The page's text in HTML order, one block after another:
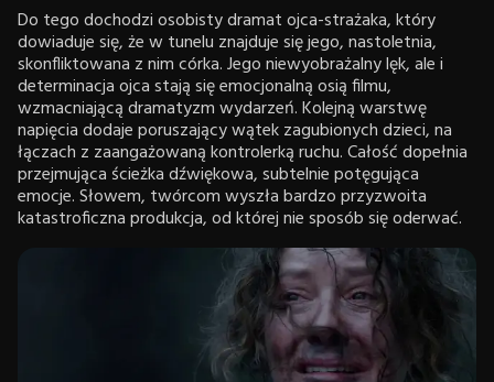
Do tego dochodzi osobisty dramat ojca-strażaka, który
dowiaduje się, że w tunelu znajduje się jego, nastoletnia,
skonfliktowana z nim córka. Jego niewyobrażalny lęk, ale i
determinacja ojca stają się emocjonalną osią filmu,
wzmacniającą dramatyzm wydarzeń. Kolejną warstwę
napięcia dodaje poruszający wątek zagubionych dzieci, na
łączach z zaangażowaną kontrolerką ruchu. Całość dopełnia
przejmująca ścieżka dźwiękowa, subtelnie potęgująca
emocje. Słowem, twórcom wyszła bardzo przyzwoita
katastroficzna produkcja, od której nie sposób się oderwać.